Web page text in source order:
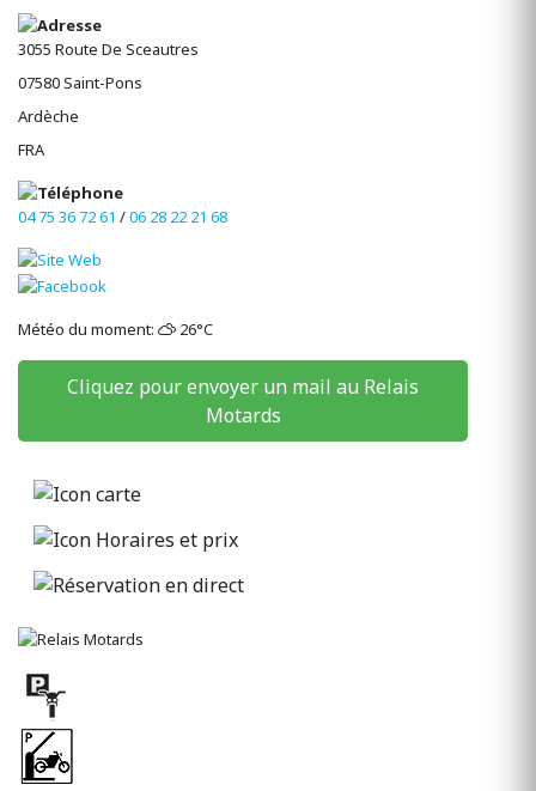
3055 Route De Sceautres
07580Saint-Pons
Ardèche
FRA
04 75 36 72 61 /06 28 22 21 68
Météo du moment: 26°C
Cliquez pour envoyer un mail au Relais
Motards